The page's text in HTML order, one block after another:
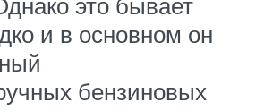
и в основном он
бензиновых